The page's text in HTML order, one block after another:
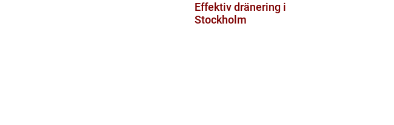
Effektiv dränering i
Stockholm